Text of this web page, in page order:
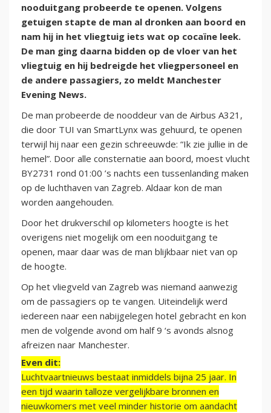
nooduitgang probeerde te openen. Volgens
getuigen stapte de man al dronken aan boord en
nam hij in het vliegtuig iets wat op cocaïne leek.
De man ging daarna bidden op de vloer van het
vliegtuig en hij bedreigde het vliegpersoneel en
de andere passagiers, zo meldt Manchester
Evening News.
De man probeerde de nooddeur van de Airbus A321,
die door TUI van SmartLynx was gehuurd, te openen
terwijl hij naar een gezin schreeuwde: “Ik zie jullie in de
hemel”. Door alle consternatie aan boord, moest vlucht
BY2731 rond 01:00 ’s nachts een tussenlanding maken
op de luchthaven van Zagreb. Aldaar kon de man
worden aangehouden.
Door het drukverschil op kilometers hoogte is het
overigens niet mogelijk om een nooduitgang te
openen, maar daar was de man blijkbaar niet van op
de hoogte.
Op het vliegveld van Zagreb was niemand aanwezig
om de passagiers op te vangen. Uiteindelijk werd
iedereen naar een nabijgelegen hotel gebracht en kon
men de volgende avond om half 9 ‘s avonds alsnog
afreizen naar Manchester.
Even dit:
Luchtvaartnieuws bestaat inmiddels bijna 25 jaar. In
een tijd waarin talloze vergelijkbare bronnen en
nieuwkomers met veel minder historie om aandacht